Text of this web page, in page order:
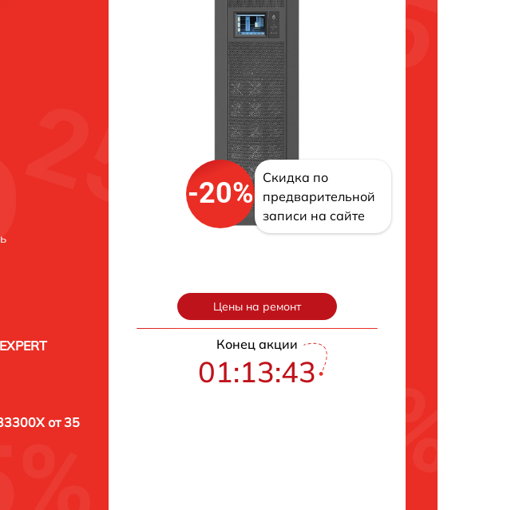
от 35
-20%
Скидка по
предварительной
записи на сайте
Цены на ремонт
Конец акции
01:13:42